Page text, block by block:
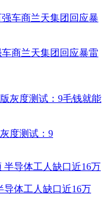
商兰天集团回应暴雷
度测试：9
导体工人缺口近16万